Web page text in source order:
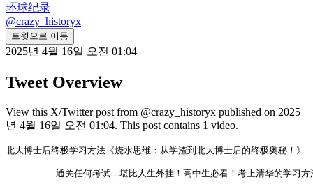
环球纪录
@crazy_historyx
트윗으로 이동
2025년 4월 16일 오전 01:04
Tweet Overview
View this X/Twitter post from @crazy_historyx published on 2025
년 4월 16일 오전 01:04. This post contains 1 video.
北大博士后终极学习方法《烧水思维：从学渣到北大博士后的终极奥秘！》
通关任何考试，堪比人生外挂！高中生必看！考上清华的学习方